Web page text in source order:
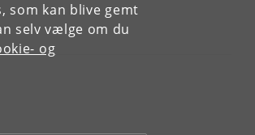
som kan blive gemt
selv vælge om du
og